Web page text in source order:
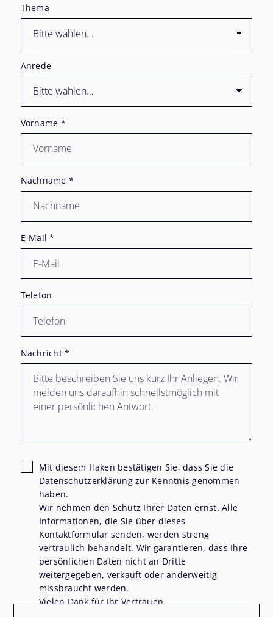
Thema
Anrede
Vorname *
Nachname *
E-Mail*
Telefon
Nachricht*
Mit diesem Haken bestätigen Sie, dass Sie die
Datenschutzerklärungzur Kenntnis genommen
haben.
Wir nehmen den Schutz Ihrer Daten ernst. Alle
Informationen, die Sie über dieses
Kontaktformular senden, werden streng
vertraulich behandelt. Wir garantieren, dass Ihre
persönlichen Daten nicht an Dritte
weitergegeben, verkauft oder anderweitig
missbraucht werden.
Vielen Dank für Ihr Vertrauen.